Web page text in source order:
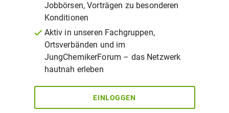
Jobbörsen, Vorträgen zu besonderen
Konditionen
Aktiv in unseren Fachgruppen,
Ortsverbänden und im
JungChemikerForum – das Netzwerk
hautnah erleben
EINLOGGEN